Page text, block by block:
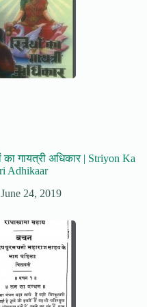
का गायत्री अधिकार | Striyon Ka
Adhikaar
June 24, 2019